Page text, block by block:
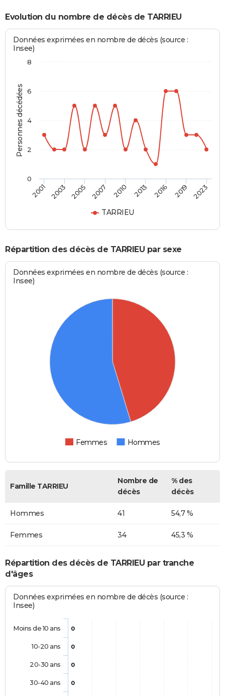
Evolution du nombre de décès de TARRIEU
Personnes décédées
Données exprimées en nombre de décès (source :
Insee)
TARRIEU
2001 2003 2005 2007 2010 2013 2016 2019 2023
0
2
4
6
8
Répartition des décès de TARRIEU par sexe
Données exprimées en nombre de décès (source :
Insee)
Femmes Hommes
Famille TARRIEU
Nombre de
décès
% des
décès
Hommes 41 54,7 %
Femmes 34 45,3 %
Répartition des décès de TARRIEU par tranche
d'âges
Données exprimées en nombre de décès (source :
Insee)
0
0
0
0
Moins de 10 ans
10-20 ans
20-30 ans
30-40 ans